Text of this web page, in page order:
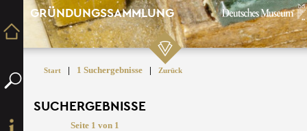
GRÜNDUNGSSAMMLUNG
Start | 1 Suchergebnisse | Zurück
SUCHERGEBNISSE
Seite 1 von 1